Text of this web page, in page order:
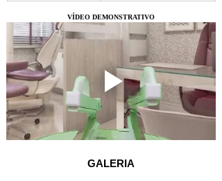
VÍDEO DEMONSTRATIVO
GALERIA